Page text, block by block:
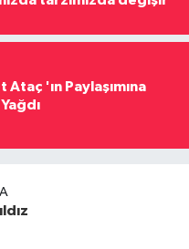
Ataç 'ın Paylaşımına